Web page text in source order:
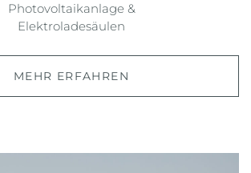
Photovoltaikanlage &
Elektroladesäulen
MEHR ERFAHREN